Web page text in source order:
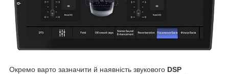
Окремо варто зазначити й наявність звукового DSP